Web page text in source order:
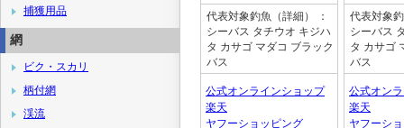
代表対象釣魚（詳細）
：
シーバス タチウオ キジハ
タ カサゴ マダコ ブラック
バス
公式オンラインショップ
楽天
ヤフーショッピング
代表対象
シーバス
タ カサゴ
バス
公式オン
楽天
ヤフーシ
捕獲用品
網
ビク・スカリ
柄付網
渓流